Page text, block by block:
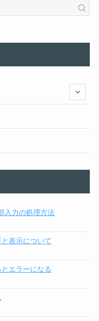
入力の処理方法
表示について
エラーになる